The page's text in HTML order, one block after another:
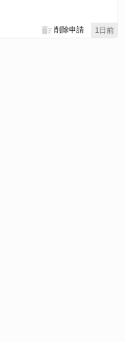
1日前
削除申請